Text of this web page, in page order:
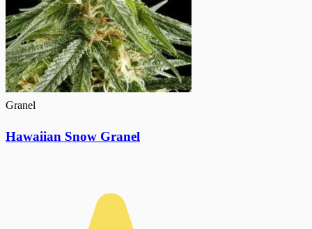
Granel
Hawaiian Snow Granel